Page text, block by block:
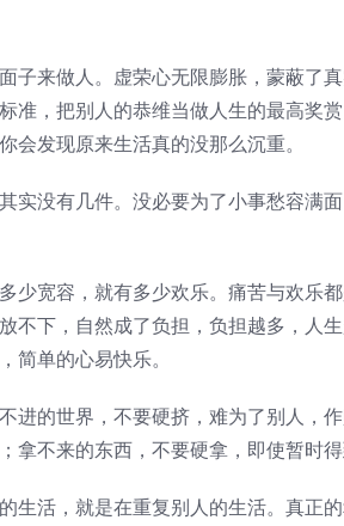
子来做人。虚荣心无限膨胀，蒙蔽了
准，把别人的恭维当做人生的最高奖
发现原来生活真的没那么沉重。
实没有几件。没必要为了小事愁容满
少宽容，就有多少欢乐。痛苦与欢乐
不下，自然成了负担，负担越多，人
简单的心易快乐。
进的世界，不要硬挤，难为了别人，
不来的东西，不要硬拿，即使暂时得
生活，就是在重复别人的生活。真正